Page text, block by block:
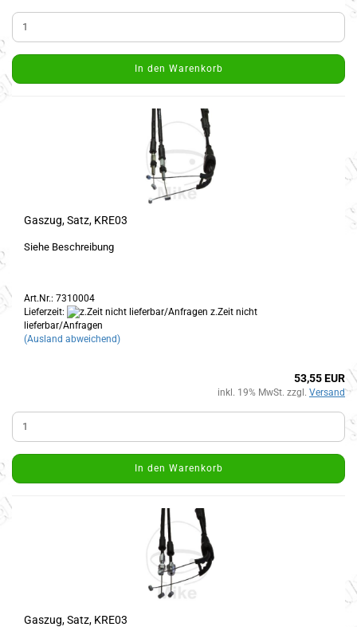
In den Warenkorb
Gaszug, Satz, KRE03
Siehe Beschreibung
Art.Nr.: 7310004
Lieferzeit:
z.Zeit nicht
lieferbar/Anfragen
(Ausland abweichend)
53,55 EUR
inkl. 19% MwSt. zzgl. Versand
In den Warenkorb
Gaszug, Satz, KRE03